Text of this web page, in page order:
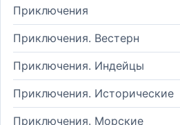
Приключения
Приключения. Вестерн
Приключения. Индейцы
Приключения. Исторические
Приключения. Морские